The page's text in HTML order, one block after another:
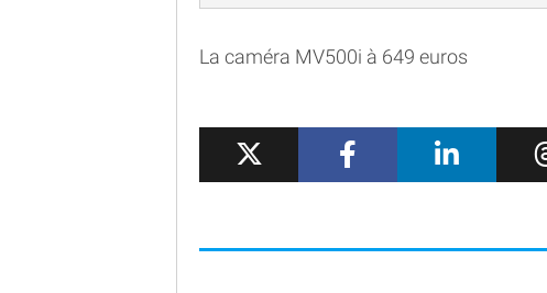
La caméra MV500i à 649 euros